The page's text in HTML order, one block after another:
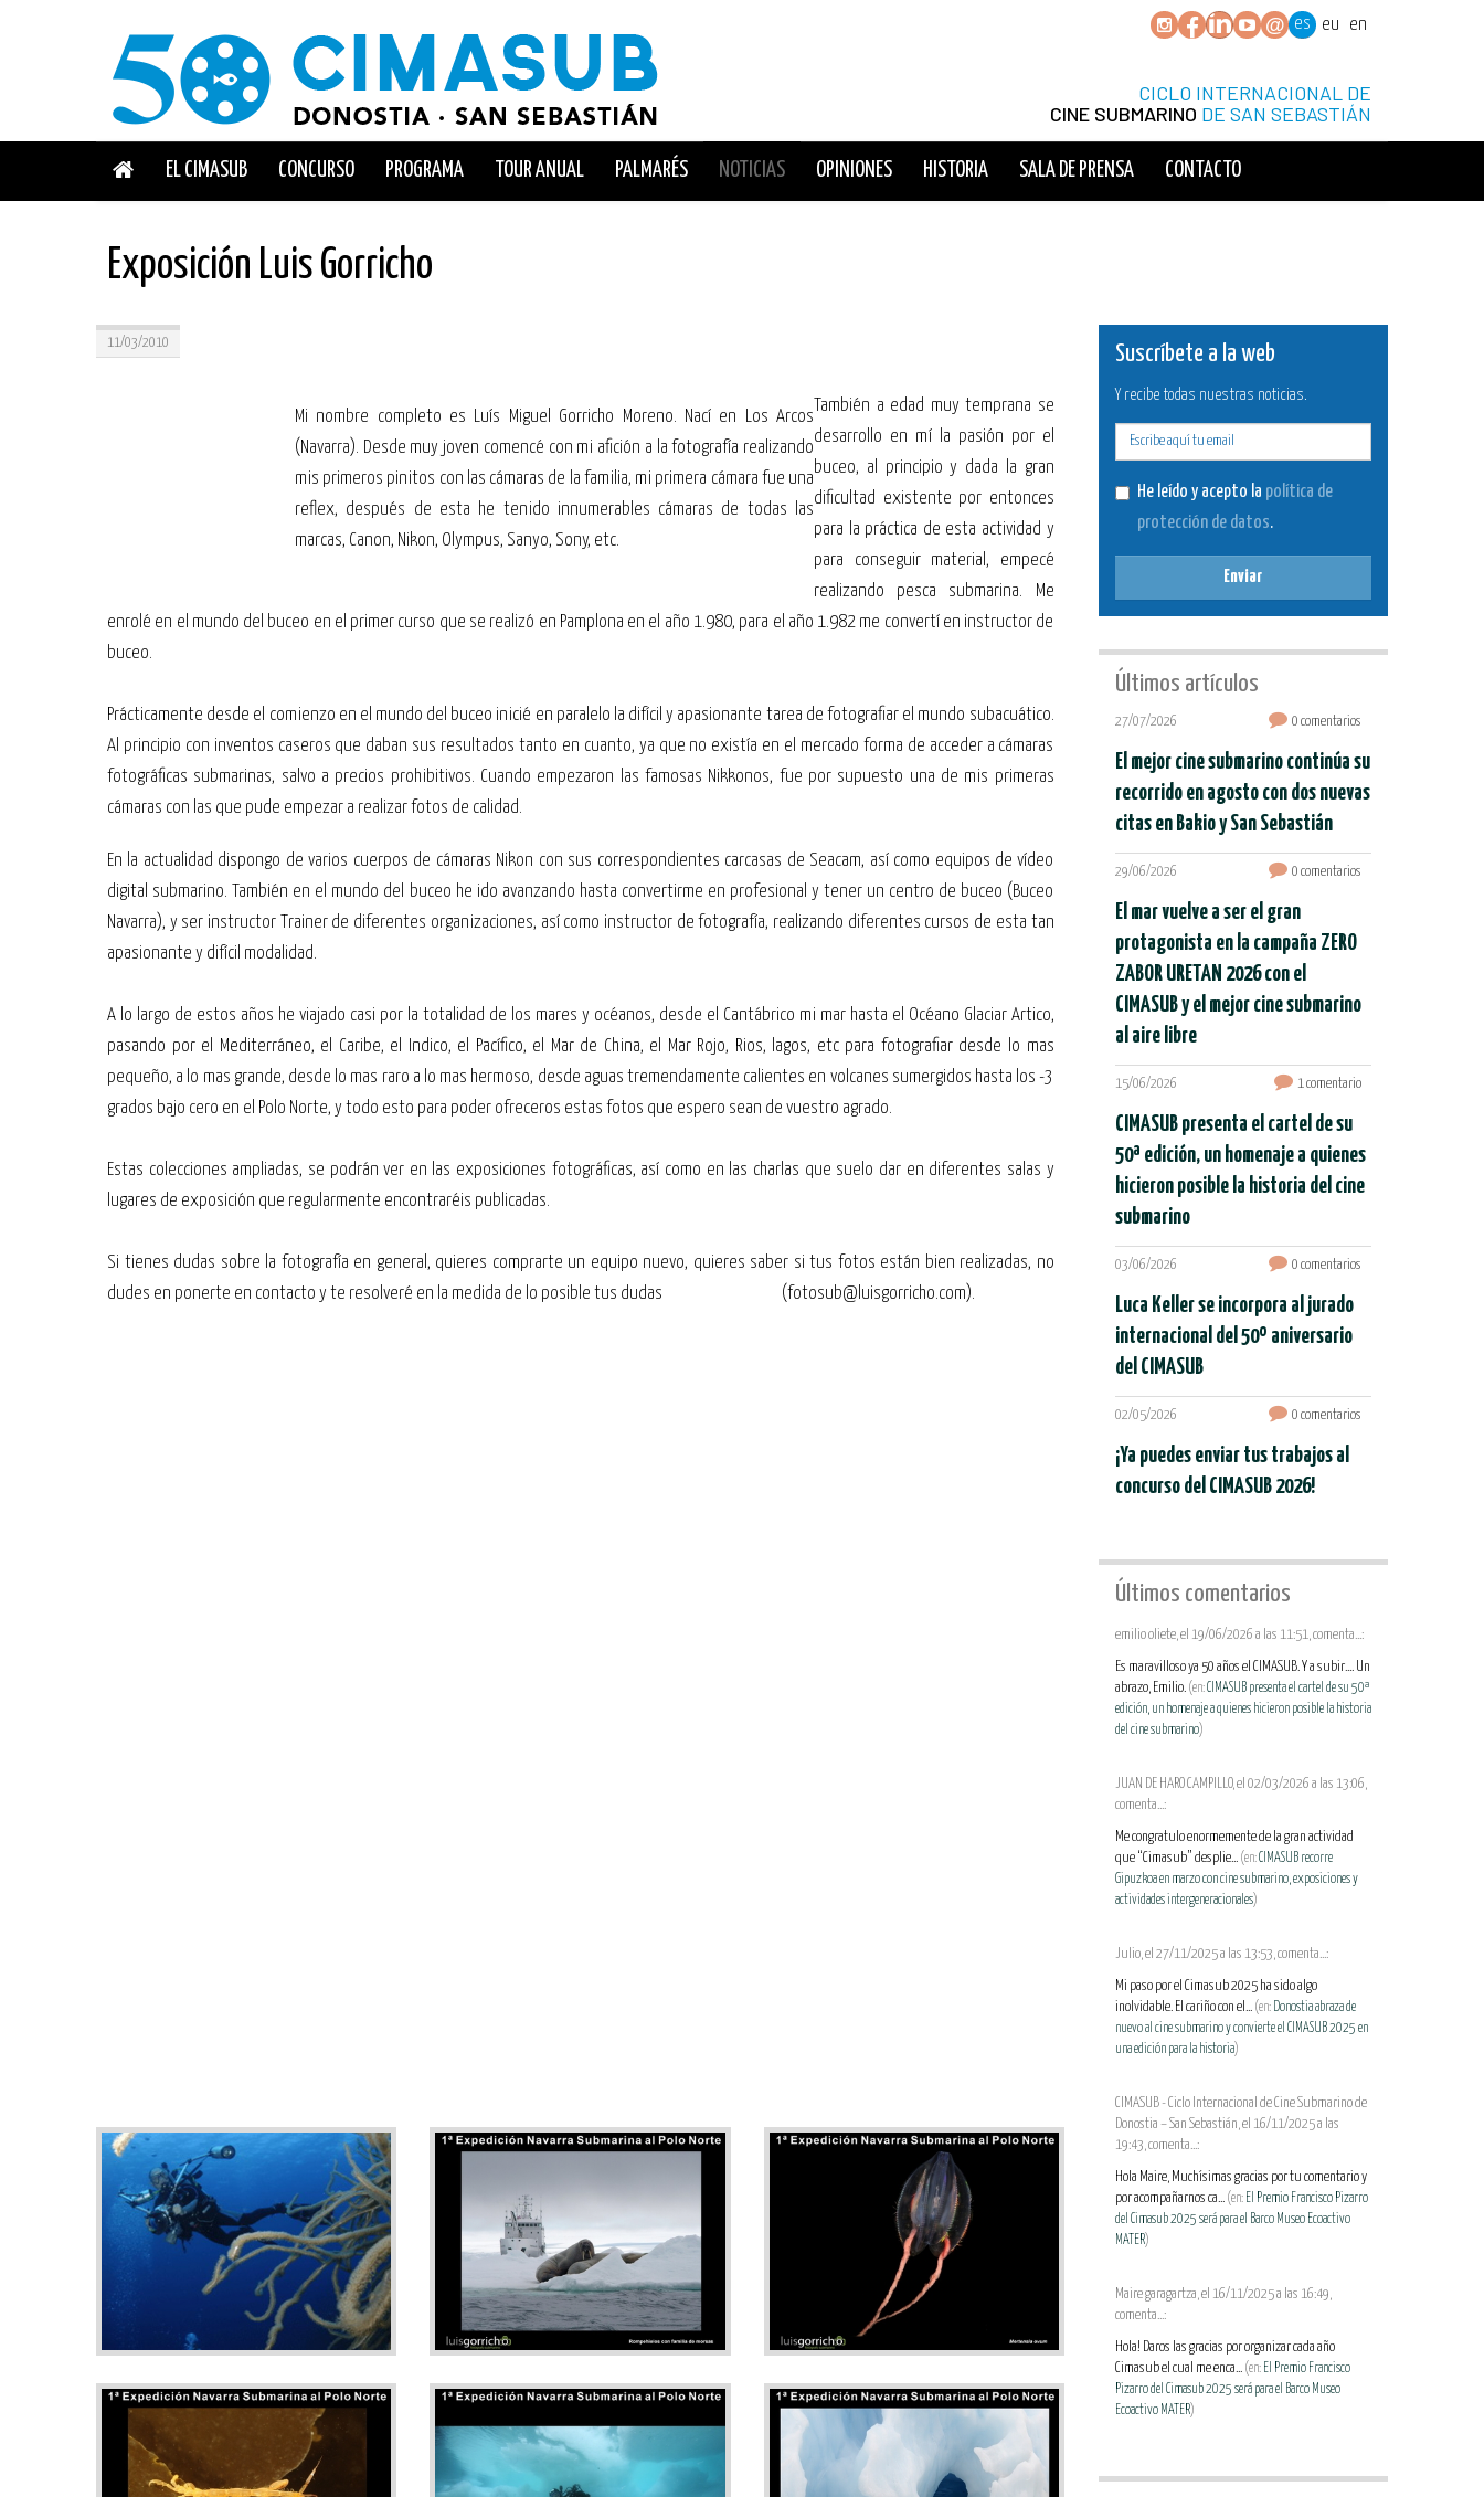
es eu en
CICLO INTERNACIONAL DE
CINE SUBMARINO DE SAN SEBASTIÁN
EL CIMASUB CONCURSO PROGRAMA TOUR ANUAL PALMARÉS NOTICIAS OPINIONES HISTORIA SALA DE PRENSA CONTACTO
Exposición Luis Gorricho
11/03/2010
Mi nombre completo es Luís Miguel Gorricho Moreno. Nací en Los Arcos
(Navarra). Desde muy joven comencé con mi afición a la fotografía realizando
mis primeros pinitos con las cámaras de la familia, mi primera cámara fue una
reflex, después de esta he tenido innumerables cámaras de todas las
marcas, Canon, Nikon, Olympus, Sanyo, Sony, etc.
También a edad muy temprana se
desarrollo en mí la pasión por el
buceo, al principio y dada la gran
dificultad existente por entonces
para la práctica de esta actividad y
para conseguir material, empecé
realizando pesca submarina. Me
enrolé en el mundo del buceo en el primer curso que se realizó en Pamplona en el año 1.980, para el año 1.982 me convertí en instructor de
buceo.
Prácticamente desde el comienzo en el mundo del buceo inicié en paralelo la difícil y apasionante tarea de fotografiar el mundo subacuático.
Al principio con inventos caseros que daban sus resultados tanto en cuanto, ya que no existía en el mercado forma de acceder a cámaras
fotográficas submarinas, salvo a precios prohibitivos. Cuando empezaron las famosas Nikkonos, fue por supuesto una de mis primeras
cámaras con las que pude empezar a realizar fotos de calidad.
En la actualidad dispongo de varios cuerpos de cámaras Nikon con sus correspondientes carcasas de Seacam, así como equipos de vídeo
digital submarino. También en el mundo del buceo he ido avanzando hasta convertirme en profesional y tener un centro de buceo (Buceo
Navarra), y ser instructor Trainer de diferentes organizaciones, así como instructor de fotografía, realizando diferentes cursos de esta tan
apasionante y difícil modalidad.
A lo largo de estos años he viajado casi por la totalidad de los mares y océanos, desde el Cantábrico mi mar hasta el Océano Glaciar Artico,
pasando por el Mediterráneo, el Caribe, el Indico, el Pacífico, el Mar de China, el Mar Rojo, Rios, lagos, etc para fotografiar desde lo mas
pequeño, a lo mas grande, desde lo mas raro a lo mas hermoso, desde aguas tremendamente calientes en volcanes sumergidos hasta los -3
grados bajo cero en el Polo Norte, y todo esto para poder ofreceros estas fotos que espero sean de vuestro agrado.
Estas colecciones ampliadas, se podrán ver en las exposiciones fotográficas, así como en las charlas que suelo dar en diferentes salas y
lugares de exposición que regularmente encontraréis publicadas.
Si tienes dudas sobre la fotografía en general, quieres comprarte un equipo nuevo, quieres saber si tus fotos están bien realizadas, no
dudes en ponerte en contacto y te resolveré en la medida de lo posible tus dudas (fotosub@luisgorricho.com).
Suscríbete a la web
Y recibe todas nuestras noticias.
He leído y acepto la política de
protección de datos.
Enviar
Últimos artículos
27/07/2026 0 comentarios
El mejor cine submarino continúa su
recorrido en agosto con dos nuevas
citas en Bakio y San Sebastián
29/06/2026 0 comentarios
El mar vuelve a ser el gran
protagonista en la campaña ZERO
ZABOR URETAN 2026 con el
CIMASUB y el mejor cine submarino
al aire libre
15/06/2026 1 comentario
CIMASUB presenta el cartel de su
50ª edición, un homenaje a quienes
hicieron posible la historia del cine
submarino
03/06/2026 0 comentarios
Luca Keller se incorpora al jurado
internacional del 50º aniversario
del CIMASUB
02/05/2026 0 comentarios
¡Ya puedes enviar tus trabajos al
concurso del CIMASUB 2026!
Últimos comentarios
emilio oliete, el 19/06/2026 a las 11:51, comenta...:
Es maravilloso ya 50 años el CIMASUB. Y a subir.... Un
abrazo, Emilio. (en:CIMASUB presenta el cartel de su 50ª
edición, un homenaje a quienes hicieron posible la historia
del cine submarino)
JUAN DE HARO CAMPILLO, el 02/03/2026 a las 13:06,
comenta...:
Me congratulo enormemente de la gran actividad
que “Cimasub” desplie... (en:CIMASUB recorre
Gipuzkoa en marzo con cine submarino, exposiciones y
actividades intergeneracionales)
Julio, el 27/11/2025 a las 13:53, comenta...:
Mi paso por el Cimasub 2025 ha sido algo
inolvidable. El cariño con el... (en: Donostia abraza de
nuevo al cine submarino y convierte el CIMASUB 2025 en
una edición para la historia)
CIMASUB - Ciclo Internacional de Cine Submarino de
Donostia – San Sebastián, el 16/11/2025 a las
19:43, comenta...:
Hola Maire, Muchísimas gracias por tu comentario y
por acompañarnos ca... (en: El Premio Francisco Pizarro
del Cimasub 2025 será para el Barco Museo Ecoactivo
MATER)
Maire garagartza, el 16/11/2025 a las 16:49,
comenta...:
Hola! Daros las gracias por organizar cada año
Cimasub el cual me enca... (en: El Premio Francisco
Pizarro del Cimasub 2025 será para el Barco Museo
Ecoactivo MATER)